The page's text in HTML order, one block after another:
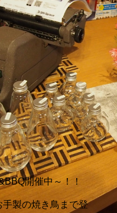
開催中～！！
手製の焼き鳥まで登